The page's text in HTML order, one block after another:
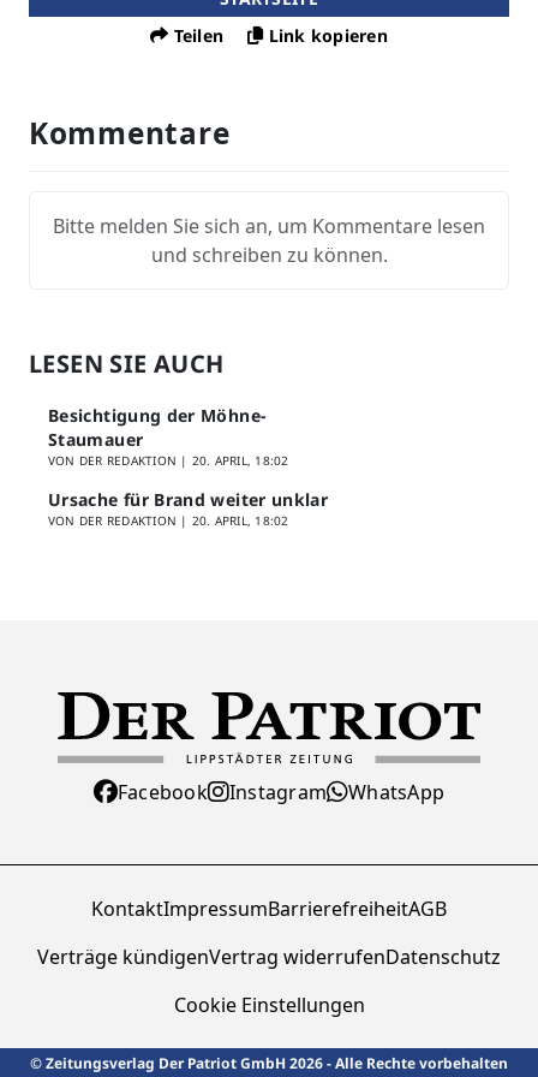
Teilen
Link kopieren
Kommentare
Bitte melden Sie sich an, um Kommentare lesen
und schreiben zu können.
LESEN SIE AUCH
Besichtigung der Möhne-
Staumauer
VON DER REDAKTION | 20. APRIL, 18:02
Ursache für Brand weiter unklar
VON DER REDAKTION | 20. APRIL, 18:02
Facebook Instagram WhatsApp
KontaktImpressumBarrierefreiheitAGB
Verträge kündigenVertrag widerrufenDatenschutz
Cookie Einstellungen
© Zeitungsverlag Der Patriot GmbH 2026 - Alle Rechte vorbehalten